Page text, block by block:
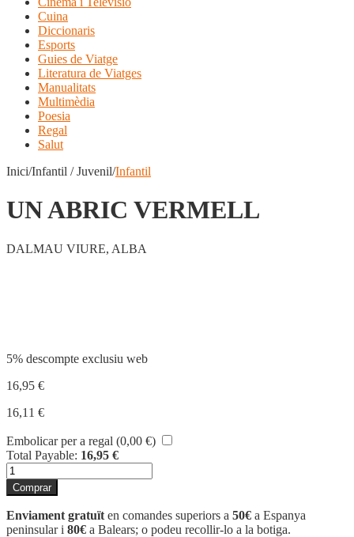
Cuina
Diccionaris
Esports
Guies de Viatge
Literatura de Viatges
Manualitats
Multimèdia
Poesia
Regal
Salut
Inici/Infantil / Juvenil/Infantil
UN ABRIC VERMELL
DALMAU VIURE, ALBA
5% descompte exclusiu web
16,95 €
16,11 €
Embolicar per a regal (0,00 €)
Total Payable: 16,95 €
quantitat
de
UN
ABRIC
VERMELL
Comprar
Enviament gratuït en comandes superiors a 50€ a Espanya
peninsular i 80€ a Balears; o podeu recollir-lo a la botiga.